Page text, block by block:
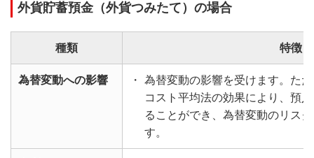
外貨貯蓄預金（外貨つみたて）の場合
種類 特徴
為替変動への影響 ・
為替変動の影響を受けます。た
コスト平均法の効果により、預
ることができ、為替変動のリス
す。